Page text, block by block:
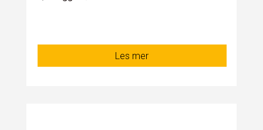
Les mer